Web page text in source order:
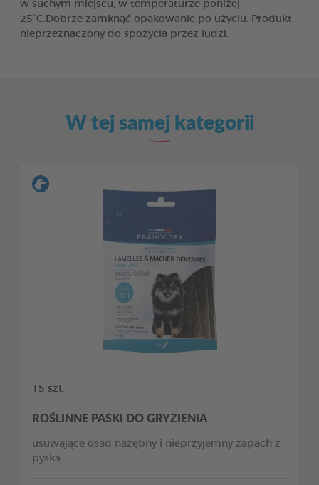
w suchym miejscu, w temperaturze poniżej
25°C.Dobrze zamknąć opakowanie po użyciu. Produkt
nieprzeznaczony do spożycia przez ludzi.
W tej samej kategorii
15 szt.
ROŚLINNE PASKI DO GRYZIENIA
usuwające osad nazębny i nieprzyjemny zapach z
pyska